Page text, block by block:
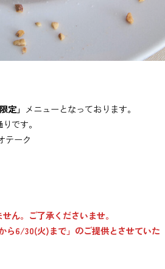
定」 メニューとなっております。
です。
テーク
ん。ご了承くださいませ。
6/30(火)まで」のご提供とさせていた